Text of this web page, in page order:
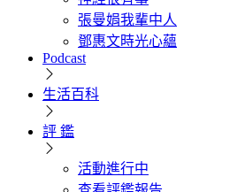
張曼娟我輩中人
鄧惠文時光心蘊
Podcast
生活百科
評 鑑
活動進行中